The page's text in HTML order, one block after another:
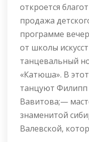
откроется
продажа
программе
от школы
танцевальный
«Катюша». В
танцуют Филипп
Вавитова;—
знаменитой
Валевской,